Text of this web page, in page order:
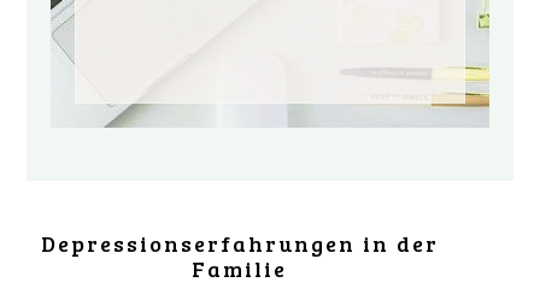
Depressionserfahrungen in der
Familie